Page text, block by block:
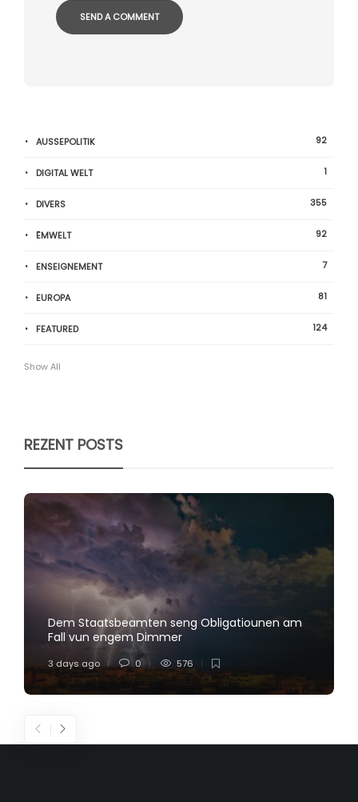
AUSSEPOLITIK 92
DIGITAL WELT 1
DIVERS 355
ËMWELT 92
ENSEIGNEMENT 7
EUROPA 81
FEATURED 124
Show All
REZENT POSTS
Dem Staatsbeamten seng Obligatiounen am
Fall vun engem Dimmer
3 days ago 0 576